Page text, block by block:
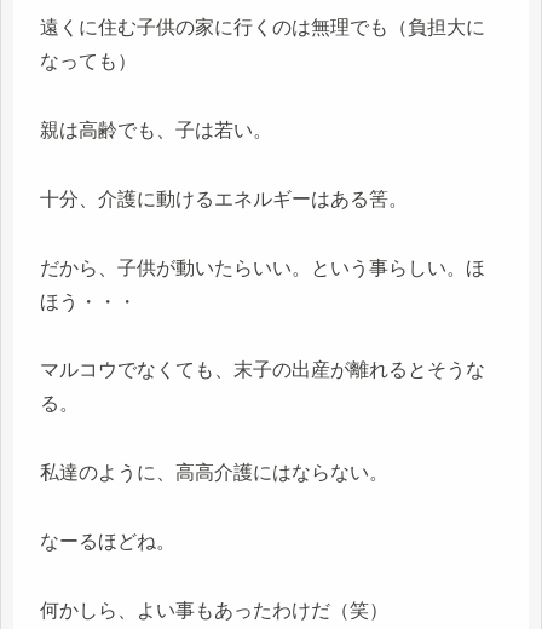
遠くに住む子供の家に行くのは無理でも（負担大に
なっても）
親は高齢でも、子は若い。
十分、介護に動けるエネルギーはある筈。
だから、子供が動いたらいい。という事らしい。ほ
ほう・・・
マルコウでなくても、末子の出産が離れるとそうな
る。
私達のように、高高介護にはならない。
なーるほどね。
何かしら、よい事もあったわけだ（笑）